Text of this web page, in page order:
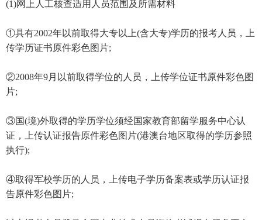
(1)网上人工核查适用人员范围及所需材料
①具有2002年以前取得大专以上(含大专)学历的报考人员，上
传学历证书原件彩色图片;
②2008年9月以前取得学位的人员，上传学位证书原件彩色图
片;
③国(境)外取得的学历学位须经国家教育部留学服务中心认
证，上传认证报告原件彩色图片(港澳台地区取得的学历参照
执行);
④取得军校学历的人员，上传电子学历备案表或学历认证报
告原件彩色图片;